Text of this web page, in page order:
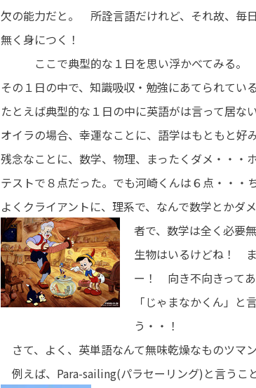
欠の能力だと。 所詮言語だけれど、それ故、毎
無く身につく！
ここで典型的な１日を思い浮かべてみる。
その１日の中で、知識吸収・勉強にあてられて
たとえば典型的な１日の中に英語がは言って
オイラの場合、幸運なことに、語学はもともと
残念なことに、数学、物理、まったくダメ・・・
テストで８点だった。でも河崎くんは６点・・・
よくクライアントに、理系で、なんで数学とか
者で、数学は全く必要
生物はいるけどね！
ー！ 向き不向きってあ
「じゃまなかくん」と
う・・！
さて、よく、英単語なんて無味乾燥なものツマ
例えば、Para-sailing(パラセーリング)と言うこと